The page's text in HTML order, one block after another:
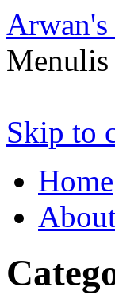
Skip to
Home